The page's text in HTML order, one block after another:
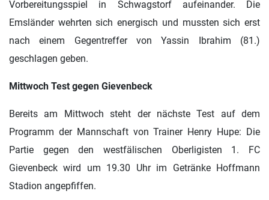
Vorbereitungsspiel in Schwagstorf aufeinander. Die
Emsländer wehrten sich energisch und mussten sich erst
nach einem Gegentreffer von Yassin Ibrahim (81.)
geschlagen geben.
Mittwoch Test gegen Gievenbeck
Bereits am Mittwoch steht der nächste Test auf dem
Programm der Mannschaft von Trainer Henry Hupe: Die
Partie gegen den westfälischen Oberligisten 1. FC
Gievenbeck wird um 19.30 Uhr im Getränke Hoffmann
Stadion angepfiffen.